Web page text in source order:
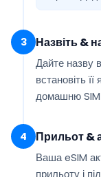
3 Назвіть &
Дайте назву
встановіть її
домашню SIM
4 Прильот &
Ваша eSIM